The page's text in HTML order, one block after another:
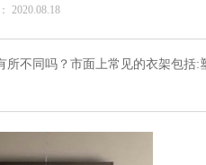
2020.08.18
不同吗？市面上常见的衣架包括: